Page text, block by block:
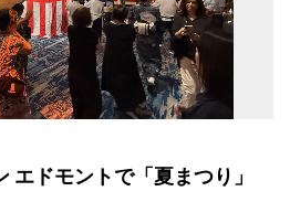
エドモントで「夏まつり」